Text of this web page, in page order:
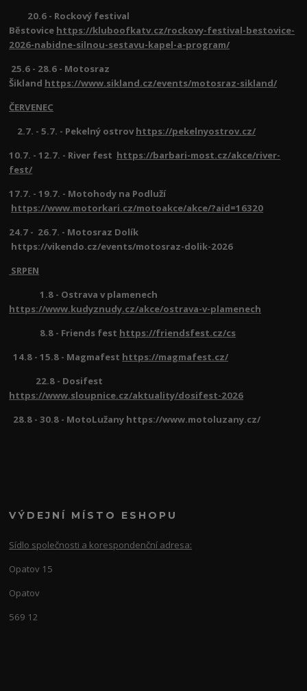
20.6 - Rockový festival
Běstovice https://kluboofkatv.cz/rockovy-festival-bestovice-
2026-nabidne-silnou-sestavu-kapel-a-program/
25.6 - 28.6 - Motosraz
Šikland https://www.sikland.cz/events/motosraz-sikland/
ČERVENEC
2.7. - 5.7. - Pekelný ostrov https://pekelnyostrov.cz/
10.7. - 12.7. - River fest https://barbari-most.cz/akce/river-
fest/
17.7. - 19.7. - Motohody na Podluží
https://www.motorkari.cz/motoakce/akce/?aid=16320
24.7 - 26.7. - Motosraz Dolík
https://vikendo.cz/events/motosraz-dolik-2026
SRPEN
1.8 - Ostrava v plamenech
https://www.kudyznudy.cz/akce/ostrava-v-plamenech
8.8 - Friends fest https://friendsfest.cz/cs
14.8 - 15.8 - Magmafest https://magmafest.cz/
22.8 - Dosifest
https://www.sloupnice.cz/aktuality/dosifest-2026
28.8 - 30.8 - MotoLužany https://www.motoluzany.cz/
VÝDEJNÍ MÍSTO ESHOPU
Sídlo společnosti a korespondenční adresa:
Opatov 15
Opatov
569 12